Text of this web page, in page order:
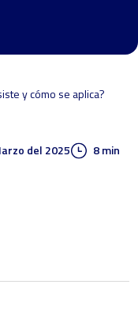
y cómo se aplica?
del 2025
8 min